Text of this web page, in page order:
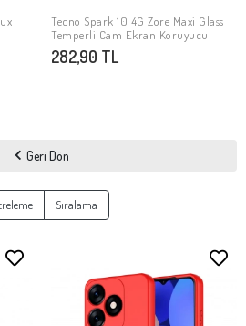
SEPETE EKLE
Tecno Spark 10 4G Zore Maxi Glass
Temperli Cam Ekran Koruyucu
282,90 TL
Geri Dön
Sıralama